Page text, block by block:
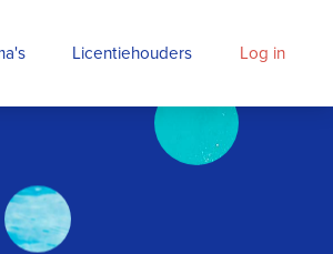
Licentiehouders Log in